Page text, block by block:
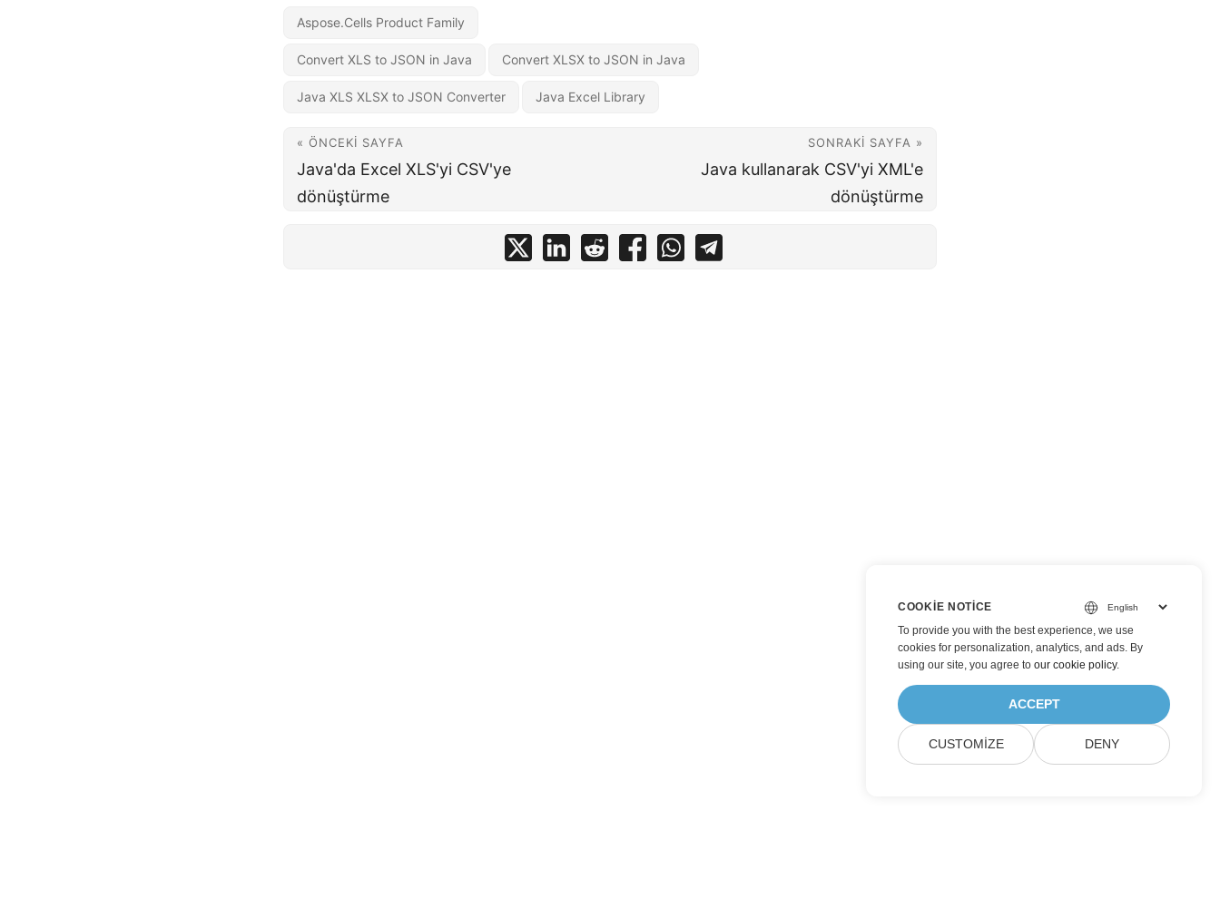
Aspose.Cells Product Family
Convert XLS to JSON in Java Convert XLSX to JSON in Java
Java XLS XLSX to JSON Converter Java Excel Library
« ÖNCEKI SAYFA
Java'da Excel XLS'yi CSV'ye
dönüştürme
SONRAKI SAYFA »
Java kullanarak CSV'yi XML'e
dönüştürme
COOKIE NOTICE
To provide you with the best experience, we use
cookies for personalization, analytics, and ads. By
using our site, you agree to our cookie policy.
ACCEPT
CUSTOMIZE DENY